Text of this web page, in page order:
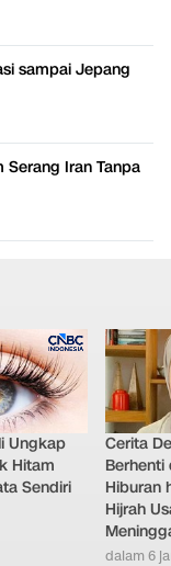
sampai Jepang
Serang Iran Tanpa
Ungkap
Hitam
Sendiri
Cerita
Berhenti
Hiburan
Hijrah
dalam 6